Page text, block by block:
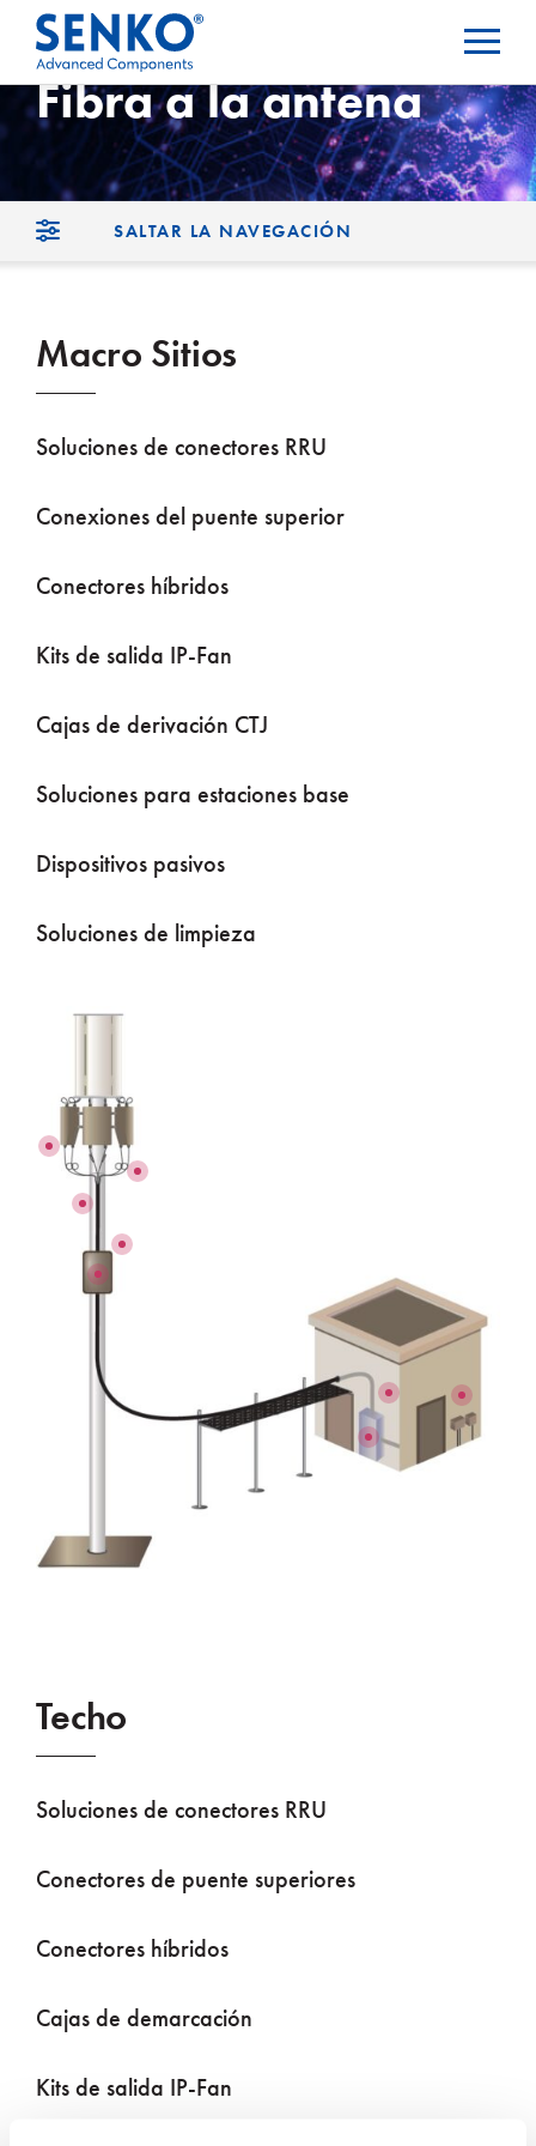
Fibra a la antena
SALTAR LA NAVEGACIÓN
Macro Sitios
Soluciones de conectores RRU
Conexiones del puente superior
Conectores híbridos
Kits de salida IP-Fan
Cajas de derivación CTJ
Soluciones para estaciones base
Dispositivos pasivos
Soluciones de limpieza
Techo
Soluciones de conectores RRU
Conectores de puente superiores
Conectores híbridos
Cajas de demarcación
Kits de salida IP-Fan